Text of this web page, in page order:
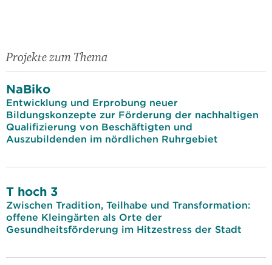
Projekte zum Thema
NaBiko
Entwicklung und Erprobung neuer
Bildungskonzepte zur Förderung der nachhaltigen
Qualifizierung von Beschäftigten und
Auszubildenden im nördlichen Ruhrgebiet
T hoch 3
Zwischen Tradition, Teilhabe und Transformation:
offene Kleingärten als Orte der
Gesundheitsförderung im Hitzestress der Stadt